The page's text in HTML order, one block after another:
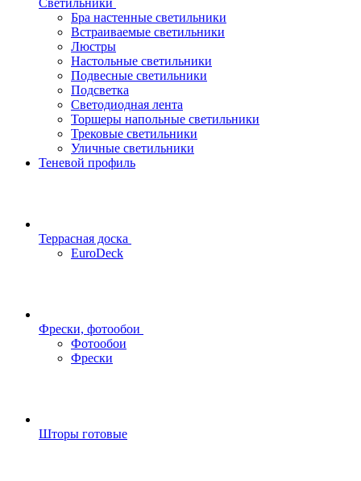
Светильники
Бра настенные светильники
Встраиваемые светильники
Люстры
Настольные светильники
Подвесные светильники
Подсветка
Светодиодная лента
Торшеры напольные светильники
Трековые светильники
Уличные светильники
Теневой профиль
Террасная доска
EuroDeck
Фрески, фотообои
Фотообои
Фрески
Шторы готовые